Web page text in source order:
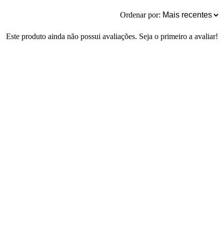
Ordenar por:
Este produto ainda não possui avaliações. Seja o primeiro a avaliar!